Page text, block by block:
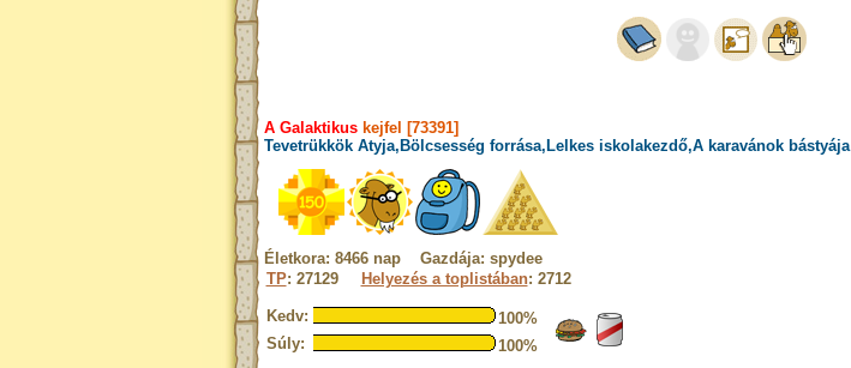
A Galaktikuskejfel [73391]
Tevetrükkök Atyja,Bölcsesség forrása,Lelkes iskolakezdő,A karavánok bástyája
Életkora: 8466 nap Gazdája: spydee
TP: 27129 Helyezés a toplistában: 2712
Kedv:
100%
Súly:
100%